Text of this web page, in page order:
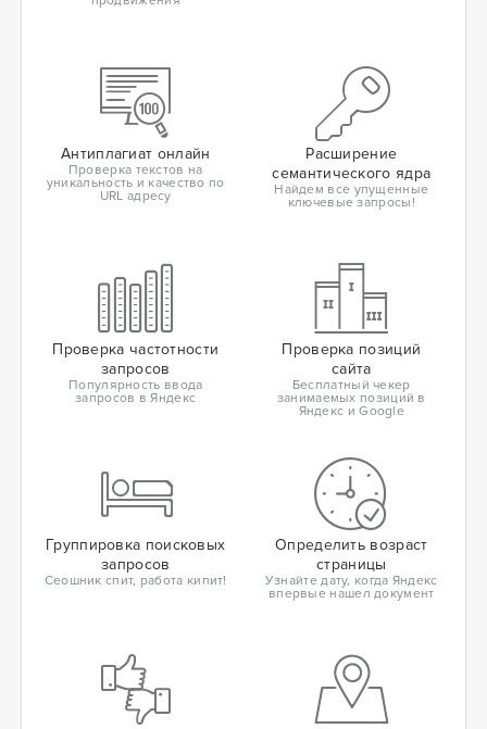
Антиплагиат онлайн
Проверка текстов на
уникальность и качество по
URL адресу
Расширение
семантического ядра
Найдем все упущенные
ключевые запросы!
Проверка частотности
запросов
Популярность ввода
запросов в Яндекс
Проверка позиций
сайта
Бесплатный чекер
занимаемых позиций в
Яндекс и Google
Группировка поисковых
запросов
Сеошник спит, работа кипит!
Определить возраст
страницы
Узнайте дату, когда Яндекс
впервые нашел документ